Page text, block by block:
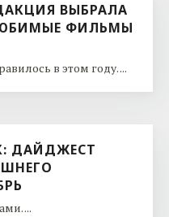
ВЫБРАЛА
ФИЛЬМЫ
в этом году. ...
ДАЙДЖЕСТ
...